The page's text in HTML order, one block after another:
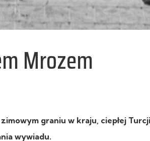
Mrozem
graniu w kraju, ciepłej
wywiadu.